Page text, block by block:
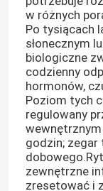
Taśma
TAŚMA LED
Przestrajalna
w różnych
Po tysiącach
słonecznym
biologiczne
codzienny
hormonów,
Poziom tych
regulowany
wewnętrznym
godzin;
zewnętrzne
zresetować i